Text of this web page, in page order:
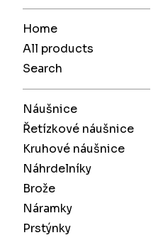
Home
All products
Search
Náušnice
Řetízkové náušnice
Kruhové náušnice
Náhrdelníky
Brože
Náramky
Prstýnky